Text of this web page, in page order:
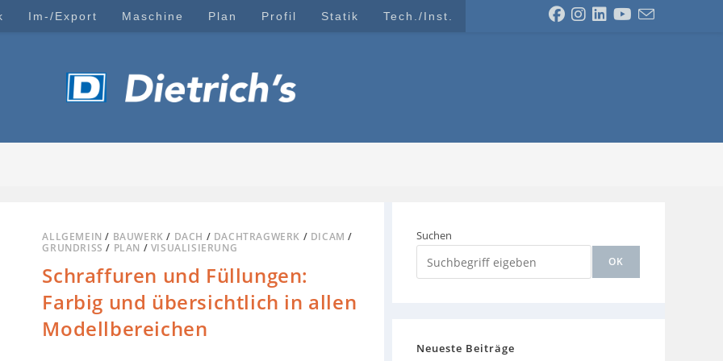
Im-/Export Maschine Plan Profil Statik Tech./Inst.
ALLGEMEIN / BAUWERK / DACH / DACHTRAGWERK / DICAM /
GRUNDRISS / PLAN / VISUALISIERUNG
Schraffuren und Füllungen:
Farbig und übersichtlich in allen
Modellbereichen
Suchen
OK
Neueste Beiträge